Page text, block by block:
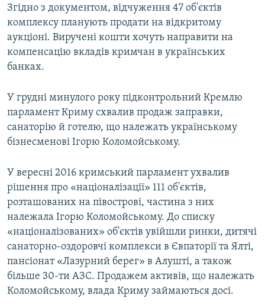
Згідно з документом, відчуження 47 об'єктів
комплексу планують продати на відкритому
аукціоні. Виручені кошти хочуть направити на
компенсацію вкладів кримчан в українських
банках.
У грудні минулого року підконтрольний Кремлю
парламент Криму схвалив продаж заправки,
санаторію й готелю, що належать українському
бізнесменові Ігорю Коломойському.
У вересні 2016 кримський парламент ухвалив
рішення про «націоналізації» 111 об'єктів,
розташованих на півострові, частина з них
належала Ігорю Коломойському. До списку
«націоналізованих» об'єктів увійшли ринки, дитячі
санаторно-оздоровчі комплекси в Євпаторії та Ялті,
пансіонат «Лазурний берег» в Алушті, а також
більше 30-ти АЗС. Продажем активів, що належать
Коломойському, влада Криму займаються досі.